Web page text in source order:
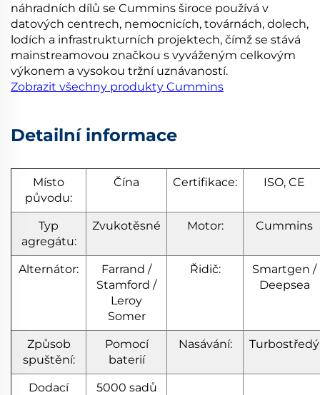
náhradních dílů se Cummins široce používá v
datových centrech, nemocnicích, továrnách, dolech,
lodích a infrastrukturních projektech, čímž se stává
mainstreamovou značkou s vyváženým celkovým
výkonem a vysokou tržní uznávaností.
Zobrazit všechny produkty Cummins
Detailní informace
Místo
původu:
Čína Certifikace: ISO, CE
Typ
agregátu:
Zvukotěsné Motor: Cummins
Alternátor:
Farrand /
Stamford /
Leroy
Somer
Řidič:
Smartgen /
Deepsea
Způsob
spuštění:
Pomocí
baterií
Nasávání: Turbostředý
Dodací
5000 sadů